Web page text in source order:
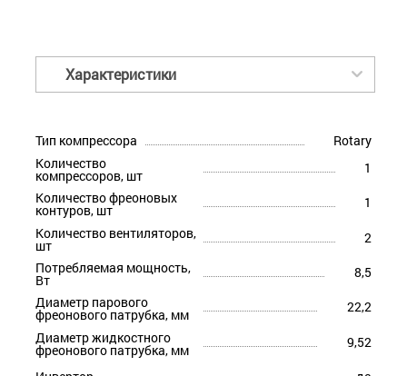
Характеристики
Тип компрессора
Rotary
Количество
компрессоров, шт
1
Количество фреоновых
контуров, шт
1
Количество вентиляторов,
шт
2
Потребляемая мощность,
Вт
8,5
Диаметр парового
фреонового патрубка, мм
22,2
Диаметр жидкостного
фреонового патрубка, мм 9,52